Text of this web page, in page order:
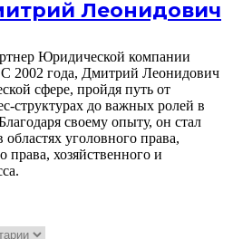
Леонидович
Юридической компании
2002 года, Дмитрий Леонидович
сфере, пройдя путь от
структурах до важных ролей в
своему опыту, он стал
уголовного права,
права, хозяйственного и